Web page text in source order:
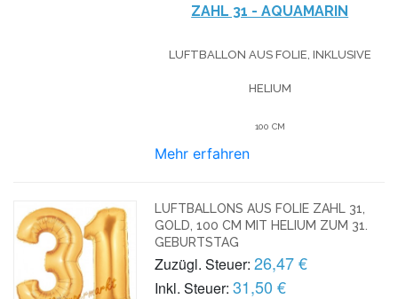
ZAHL 31 - AQUAMARIN
LUFTBALLON AUS FOLIE, INKLUSIVE
HELIUM
100 CM
Mehr erfahren
LUFTBALLONS AUS FOLIE ZAHL 31,
GOLD, 100 CM MIT HELIUM ZUM 31.
GEBURTSTAG
Zuzügl. Steuer: 26,47 €
Inkl. Steuer: 31,50 €